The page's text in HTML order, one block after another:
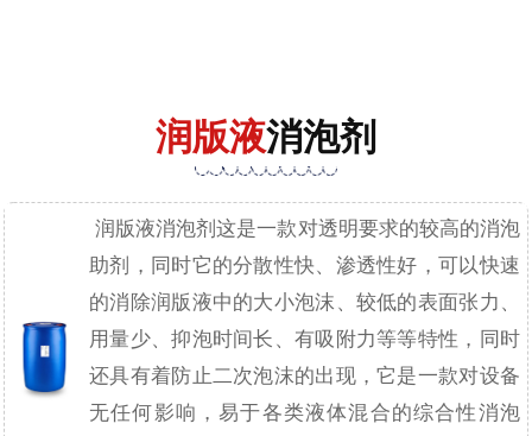
润版液消泡剂
润版液消泡剂这是一款对透明要求的较高的消泡
助剂，同时它的分散性快、渗透性好，可以快速
的消除润版液中的大小泡沫、较低的表面张力、
用量少、抑泡时间长、有吸附力等等特性，同时
还具有着防止二次泡沫的出现，它是一款对设备
无任何影响，易于各类液体混合的综合性消泡